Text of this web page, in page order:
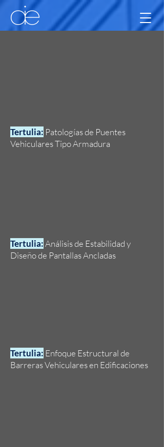
Tertulia: Patologías de Puentes
Vehiculares Tipo Armadura
Tertulia:Análisis de Estabilidad y
Diseño de Pantallas Ancladas
Tertulia: Enfoque Estructural de
Barreras Vehiculares en Edificaciones